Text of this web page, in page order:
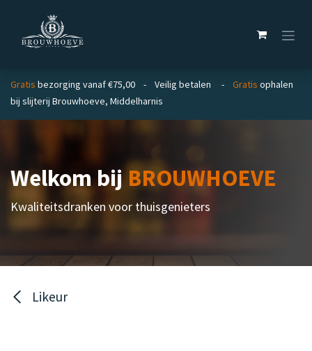
Gratis bezorging vanaf €75,00 - Veilig betalen - Gratis ophalen
bij slijterij Brouwhoeve, Middelharnis
Welkom bijBROUWHOEVE
Kwaliteitsdranken voor thuisgenieters
Likeur